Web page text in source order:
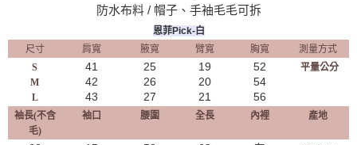
防水布料 / 帽子、手袖毛毛可拆
恩菲Pick-白
尺寸
肩寬 腋寬 臂寬 胸寬
測量方式
S
M
L
41
42
43
25
26
27
19
20
21
52
54
56
平量公分
袖長(不含
毛)
袖口 腰圍 全長 內裡 產地